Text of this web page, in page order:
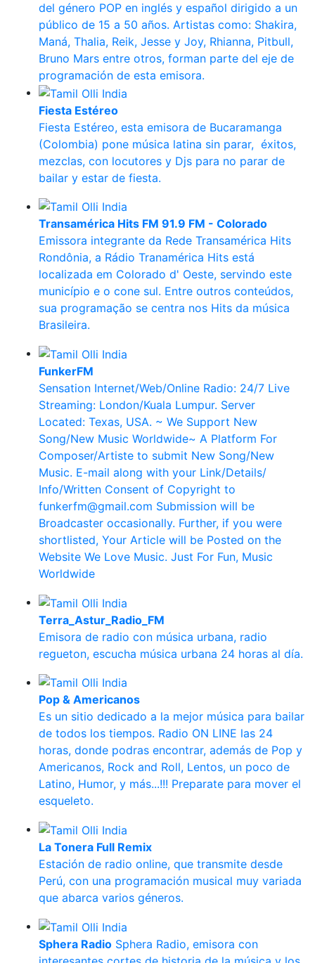
del género POP en inglés y español dirigido a un
público de 15 a 50 años. Artistas como: Shakira,
Maná, Thalia, Reik, Jesse y Joy, Rhianna, Pitbull,
Bruno Mars entre otros, forman parte del eje de
programación de esta emisora.
Fiesta Estéreo
Fiesta Estéreo, esta emisora de Bucaramanga
(Colombia) pone música latina sin parar, éxitos,
mezclas, con locutores y Djs para no parar de
bailar y estar de fiesta.
Transamérica Hits FM 91.9 FM - Colorado
Emissora integrante da Rede Transamérica Hits
Rondônia, a Rádio Tranamérica Hits está
localizada em Colorado d' Oeste, servindo este
município e o cone sul. Entre outros conteúdos,
sua programação se centra nos Hits da música
Brasileira.
FunkerFM
Sensation Internet/Web/Online Radio: 24/7 Live
Streaming: London/Kuala Lumpur. Server
Located: Texas, USA. ~ We Support New
Song/New Music Worldwide~ A Platform For
Composer/Artiste to submit New Song/New
Music. E-mail along with your Link/Details/
Info/Written Consent of Copyright to
funkerfm@gmail.com Submission will be
Broadcaster occasionally. Further, if you were
shortlisted, Your Article will be Posted on the
Website We Love Music. Just For Fun, Music
Worldwide
Terra_Astur_Radio_FM
Emisora de radio con música urbana, radio
regueton, escucha música urbana 24 horas al día.
Pop & Americanos
Es un sitio dedicado a la mejor música para bailar
de todos los tiempos. Radio ON LINE las 24
horas, donde podras encontrar, además de Pop y
Americanos, Rock and Roll, Lentos, un poco de
Latino, Humor, y más...!!! Preparate para mover el
esqueleto.
La Tonera Full Remix
Estación de radio online, que transmite desde
Perú, con una programación musical muy variada
que abarca varios géneros.
Sphera Radio Sphera Radio, emisora con